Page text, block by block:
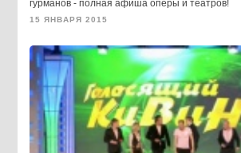
гурманов - полная афиша оперы и театров!
15 ЯНВАРЯ 2015